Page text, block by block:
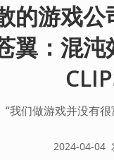
的游戏
翼：混沌
“我们做游戏并没有
2024-04-04